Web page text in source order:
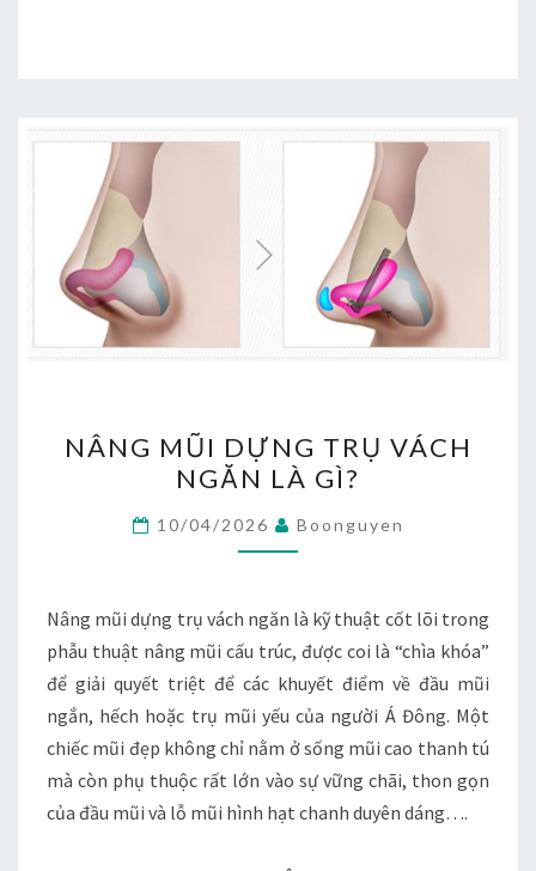
MŨI
DỰNG
TRỤ
VÁCH
LÀ
GÌ?
NÂNG MŨI DỰNG TRỤ VÁCH
NGĂN LÀ GÌ?
10/04/2026 Boonguyen
Nâng mũi dựng trụ vách ngăn là kỹ thuật cốt lõi trong
phẫu thuật nâng mũi cấu trúc, được coi là “chìa khóa”
để giải quyết triệt để các khuyết điểm về đầu mũi
ngắn, hếch hoặc trụ mũi yếu của người Á Đông. Một
chiếc mũi đẹp không chỉ nằm ở sống mũi cao thanh tú
mà còn phụ thuộc rất lớn vào sự vững chãi, thon gọn
của đầu mũi và lỗ mũi hình hạt chanh duyên dáng….